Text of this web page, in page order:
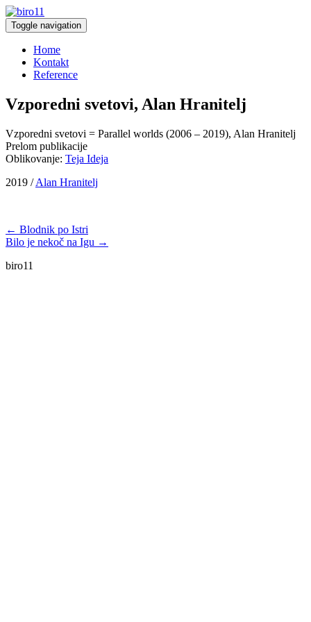
Toggle navigation
Home
Kontakt
Reference
Vzporedni svetovi, Alan Hranitelj
Vzporedni svetovi = Parallel worlds (2006 – 2019), Alan Hranitelj
Prelom publikacije
Oblikovanje: Teja Ideja
2019 /Alan Hranitelj
← Blodnik po Istri
Bilo je nekoč na Igu →
biro11